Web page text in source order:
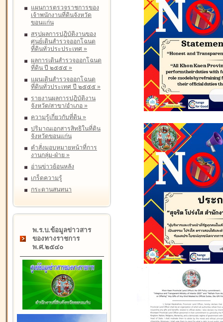
แผนการตรวจราชการของ
เจ้าพนักงานที่ดินจังหวัด
ขอนแก่น
สรุปผลการปฏิบัติงานของ
ศูนย์เดินสำรวจออกโฉนด
ที่ดินทั่วประประเทศ »
ผลการเดินสำรวจออกโฉนด
ที่ดิน ปี ๒๕๕๕ »
แผนเดินสำรวจออกโฉนด
ที่ดินทั่วประเทศ ปี ๒๕๕๕ »
รายงานผลการปฏิบัติงาน
จังหวัด/สาขา/อำเภอ »
ความรู้เกี่ยวกับที่ดิน »
ปริมาณเอกสารสิทธิในที่ดิน
จังหวัดขอนแก่น
คำสั่งมอบหมายหน้าที่การ
งานกลุ่ม-ฝ่าย »
อ่านข่าวย้อนหลัง
เกร็ดความรู้
กระดานสนทนา
พ.ร.บ.ข้อมูลข่าวสาร
ของทางราชการ
พ.ศ.๒๕๔๐